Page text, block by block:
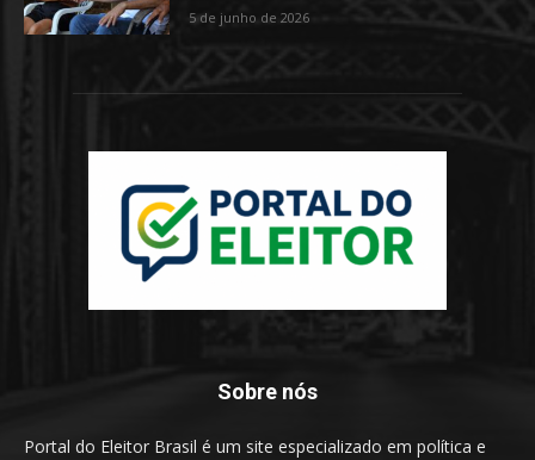
5 de junho de 2026
Sobre nós
Portal do Eleitor Brasil é um site especializado em política e